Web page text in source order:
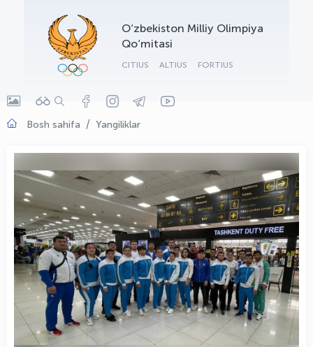
O‘zbekiston Milliy Olimpiya
Qo‘mitasi
CITIUS ALTIUS FORTIUS
Bosh sahifa Yangiliklar
OLYMPCHIK AI - yordamchi
Onlayn · olympic.uz